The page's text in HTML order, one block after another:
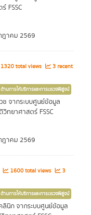
FSSC
าคม 2569
1320 total views
3 recent
ด้านการให้บริการและการตรวจพิสูจน์
ช จากระบบศูนย์ข้อมูล
ทยาศาสตร์ FSSC
าคม 2569
1600 total views
3
ด้านการให้บริการและการตรวจพิสูจน์
ลินิก จากระบบศูนย์ข้อมูล